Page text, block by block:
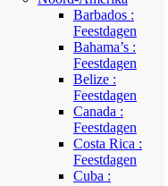
Barbados :
Feestdagen
Bahama’s :
Feestdagen
Belize :
Feestdagen
Canada :
Feestdagen
Costa Rica :
Feestdagen
Cuba :